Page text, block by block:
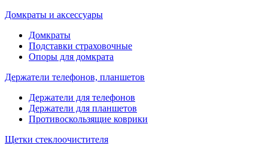
Домкраты и аксессуары
Домкраты
Подставки страховочные
Опоры для домкрата
Держатели телефонов, планшетов
Держатели для телефонов
Держатели для планшетов
Противоскользящие коврики
Щетки стеклоочистителя